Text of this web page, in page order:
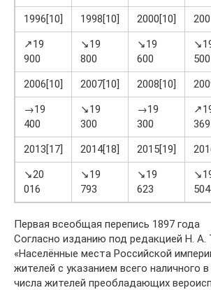
1996[10] 1998[10] 2000[10]
↗19
900
↘19
800
↘19
600
500
2006[10]
2007[10] 2008[10]
→19
400
↘19
300
→19
300
369
2013[17]
2014[18] 2015[19]
↘20
016
↘19
793
↘19
623
504
Первая всеобщая перепись 1897 года
Согласно изданию под редакцией Н. А.
«Населённые места Российской
жителей с указанием всего наличного
числа жителей преобладающих